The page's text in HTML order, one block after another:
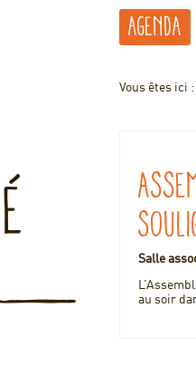
Agenda
Vous êtes ici :
Salle
au soir